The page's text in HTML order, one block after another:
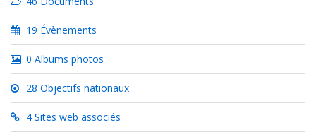
19 Évènements
0 Albums photos
28 Objectifs nationaux
4 Sites web associés